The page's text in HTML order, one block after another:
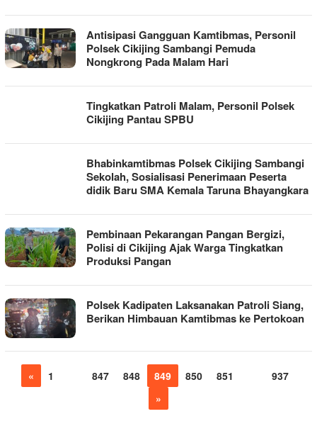
Antisipasi Gangguan Kamtibmas, Personil
Polsek Cikijing Sambangi Pemuda
Nongkrong Pada Malam Hari
Tingkatkan Patroli Malam, Personil Polsek
Cikijing Pantau SPBU
Bhabinkamtibmas Polsek Cikijing Sambangi
Sekolah, Sosialisasi Penerimaan Peserta
didik Baru SMA Kemala Taruna Bhayangkara
Pembinaan Pekarangan Pangan Bergizi,
Polisi di Cikijing Ajak Warga Tingkatkan
Produksi Pangan
Polsek Kadipaten Laksanakan Patroli Siang,
Berikan Himbauan Kamtibmas ke Pertokoan
« 1 847 848 849 850 851
937
»